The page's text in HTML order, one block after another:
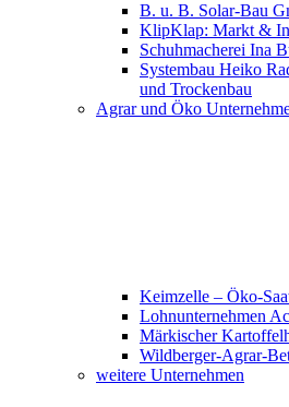
B. u. B. Solar-Bau
KlipKlap: Markt &
Schuhmacherei Ina
Systembau Heiko
und Trockenbau
Agrar und Öko
Keimzelle – Öko-
Lohnunternehmen
Märkischer
Wildberger-Agrar-
weitere Unternehmen